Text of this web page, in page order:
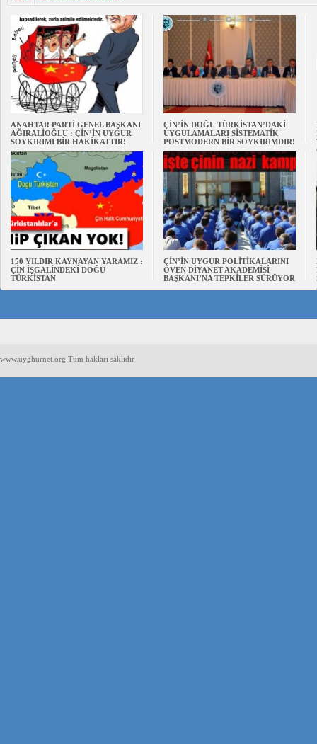
ANAHTAR PARTİ GENEL BAŞKANI
AĞIRALİOĞLU : ÇİN’İN UYGUR
SOYKIRIMI BİR HAKİKATTIR!
ÇİN’İN DOĞU TÜRKİSTAN’DAKİ
UYGULAMALARI SİSTEMATİK
POSTMODERN BİR SOYKIRIMDIR!
150 YILDIR KAYNAYAN YARAMIZ :
ÇİN İŞGALİNDEKİ DOĞU
TÜRKİSTAN
ÇİN’İN UYGUR POLİTİKALARINI
ÖVEN DİYANET AKADEMİSİ
BAŞKANI’NA TEPKİLER SÜRÜYOR
www.uyghurnet.org Tüm hakları saklıdır